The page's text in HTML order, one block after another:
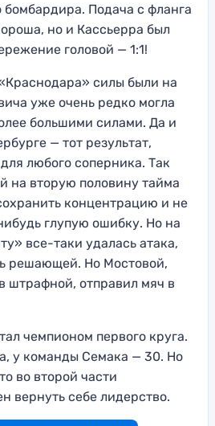
бомбардира. Подача с фланга
но и Кассьерра был
головой — 1:1!
силы были на
уже очень редко могла
большими силами. Да и
— тот результат,
любого соперника. Так
на вторую половину тайма
концентрацию и не
глупую ошибку. Но на
все-таки удалась атака,
решающей. Но Мостовой,
штрафной, отправил мяч в
чемпионом первого круга.
у команды Семака — 30. Но
во второй части
вернуть себе лидерство.